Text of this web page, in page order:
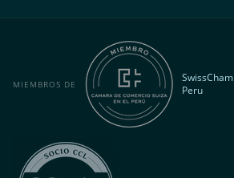
MIEMBROS DE
SwissCham
Peru